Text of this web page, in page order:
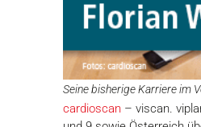
Seine bisherige Karriere im
cardioscan – viscan.